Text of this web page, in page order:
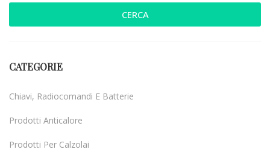
CERCA
CATEGORIE
Chiavi, Radiocomandi E Batterie
Prodotti Anticalore
Prodotti Per Calzolai